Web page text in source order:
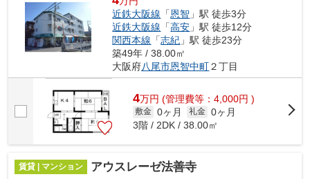
近鉄大阪線 「恩智 」駅 徒歩3分
近鉄大阪線 「高安 」駅 徒歩12分
関西本線 「志紀 」駅 徒歩23分
築49年 / 38.00㎡
大阪府八尾市恩智中町２丁目
4万円 (管理費等：4,000円 )
敷金 0ヶ月 礼金 0ヶ月
3階 / 2DK / 38.00㎡
賃貸 | マンション アウスレーゼ法善寺